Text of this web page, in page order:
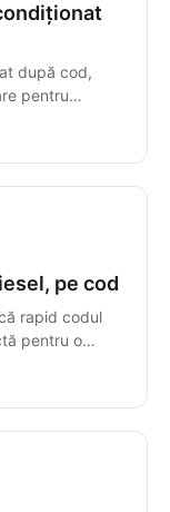
după cod,
pentru
pe cod
rapid codul
pentru o